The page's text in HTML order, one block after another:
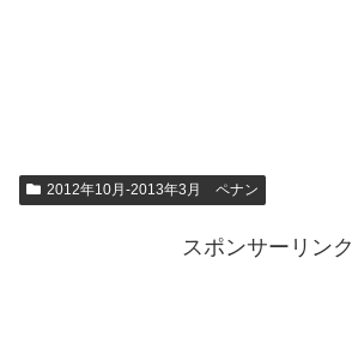
2012年10月-2013年3月 ペナン
スポンサーリンク